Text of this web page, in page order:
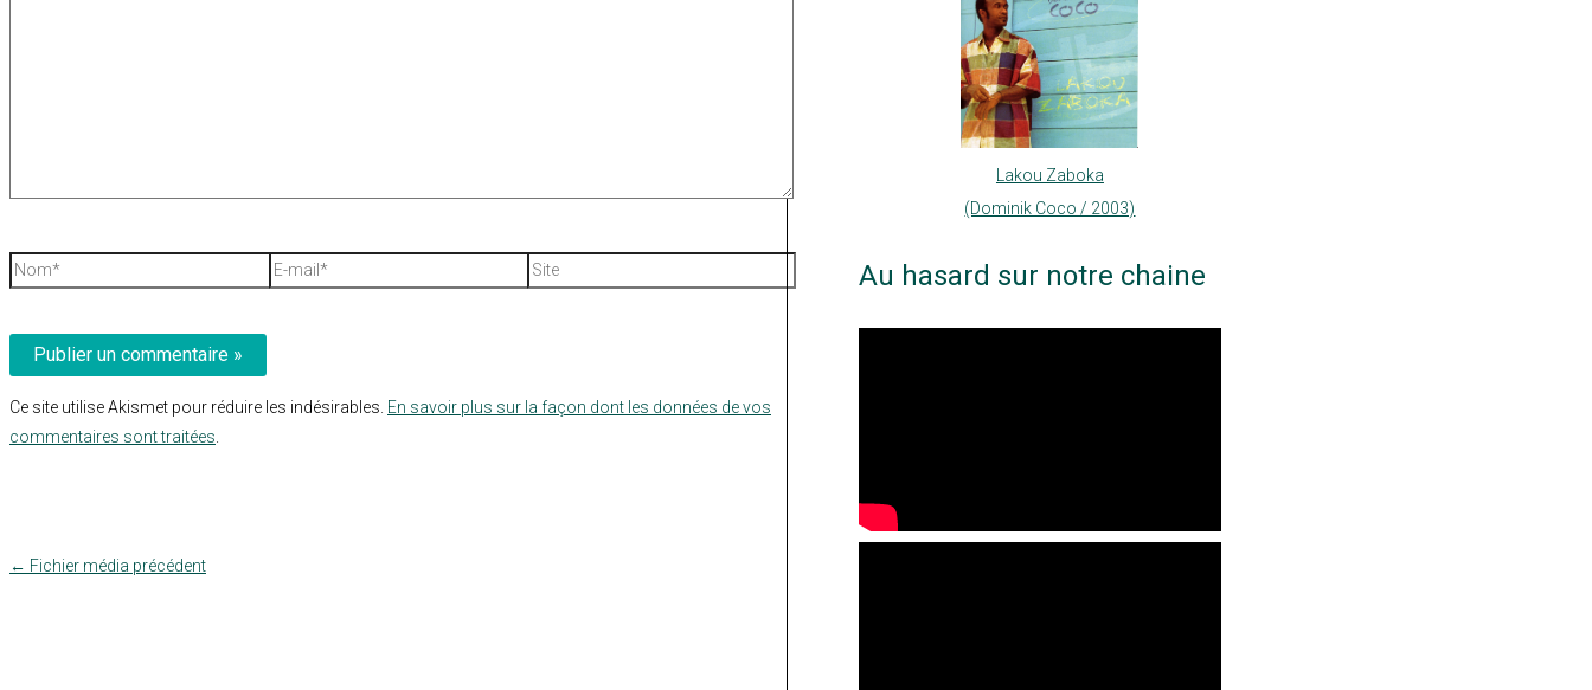
Nom*
E-
mail*
Site
Ce site utilise Akismet pour réduire les indésirables. En savoir plus sur la façon dont les données de vos
commentaires sont traitées
← Fichier média précédent
Lakou Zaboka
(Dominik Coco / 2003)
Au hasard sur notre chaine